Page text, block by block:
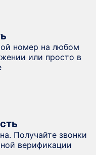
номер на любом
или просто в
Получайте звонки
верификации